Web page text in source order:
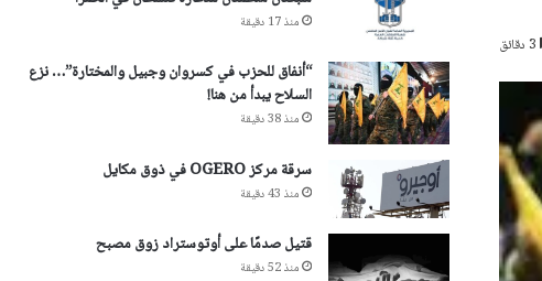
منذ 17 دقيقة
“أنفاق للحزب في كسروان وجبيل والمختارة”… نزع
السلاح يبدأ من هنا!
منذ 38 دقيقة
سرقة مركز OGERO في ذوق مكايل
منذ 43 دقيقة
قتيل صدمًا على أوتوستراد زوق مصبح
منذ 52 دقيقة